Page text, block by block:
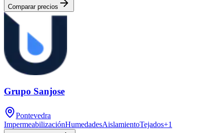
Comparar precios
Grupo Sanjose
Pontevedra
ImpermeabilizaciónHumedadesAislamientoTejados+1